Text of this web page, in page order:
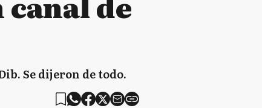
Se dijeron de todo.